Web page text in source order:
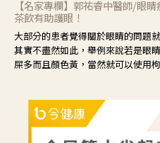
【名家專欄】郭祐睿中醫師/眼
茶飲有助護眼！
大部分的患者覺得關於眼睛的問題
其實不盡然如此，舉例來說若是眼
屎多而且顏色黃，當然就可以使用
候就要使用菊花、金銀花來治療；
眼睛周圍沒有眼屎，這種情況是屬
藕、麥門冬、山藥等比較滋潤的藥